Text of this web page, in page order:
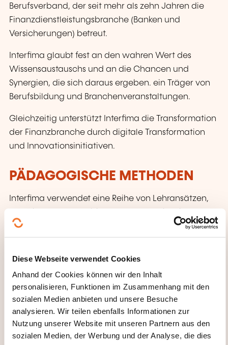
Diese Webseite verwendet Cookies
Anhand der Cookies können wir den Inhalt
personalisieren, Funktionen im Zusammenhang mit den
sozialen Medien anbieten und unsere Besuche
analysieren. Wir teilen ebenfalls Informationen zur
Nutzung unserer Website mit unseren Partnern aus den
sozialen Medien, der Werbung und der Analyse, die dies
Berufsverband, der seit mehr als zehn Jahren die
Finanzdienstleistungsbranche (Banken und
Versicherungen) betreut.
Interfima glaubt fest an den wahren Wert des
Wissensaustauschs und an die Chancen und
Synergien, die sich daraus ergeben. ein Träger von
Berufsbildung und Branchenveranstaltungen.
Gleichzeitig unterstützt Interfima die Transformation
der Finanzbranche durch digitale Transformation
und Innovationsinitiativen.
PÄDAGOGISCHE METHODEN
Interfima verwendet eine Reihe von Lehransätzen,
online im Selbststudium und hybrid (eine
Kombination aus vor Ort und online).
Seine Lieferungen, Schulungen und Veranstaltungen
sind praxisorientiert, konzentrieren sich auf die
tatsächlichen Bedürfnisse des Berufsstandes und
passen sich jedes Mal den Marktentwicklungen und
den örtlichen Gegebenheiten an.
Wir bieten zertifizierte Programme, Workshops,